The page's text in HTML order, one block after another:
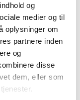
og
medier og til
oplysninger om
partnere inden
og
disse
dem, eller som
aktiviteter i
at
mhp. at
der
Der
af
og